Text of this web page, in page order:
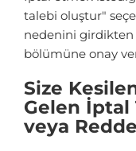
talebi oluştur"
nedenini girdikten
bölümüne onay
Size
Gelen İptal
veya